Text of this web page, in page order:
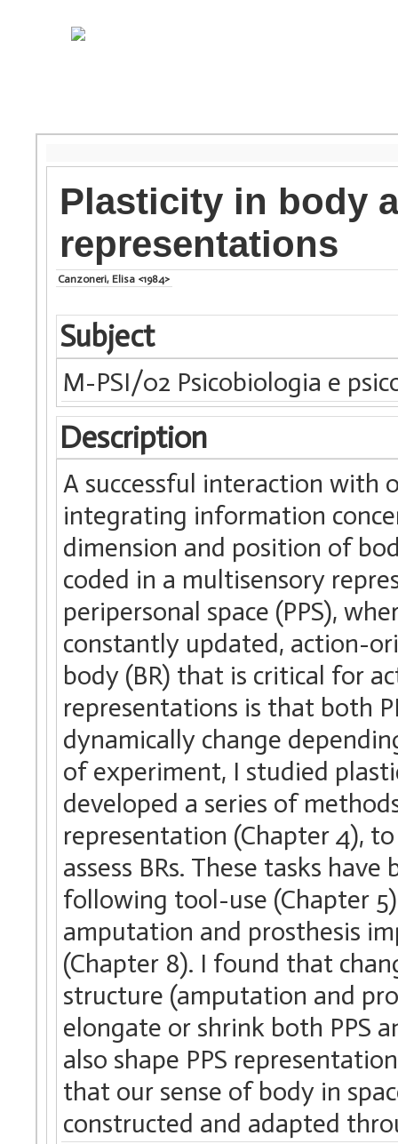
Plasticity in body
representations
Canzoneri, Elisa <1984>
Subject
M-PSI/02 Psicobiologia e
Description
A successful interaction with
integrating information
dimension and position of
coded in a multisensory
peripersonal space (PPS),
constantly updated, action-
body (BR) that is critical for
representations is that both
dynamically change
of experiment, I studied
developed a series of
representation (Chapter 4),
assess BRs. These tasks
following tool-use (Chapter
amputation and prosthesis
(Chapter 8). I found that
structure (amputation and
elongate or shrink both PPS
also shape PPS
that our sense of body in
constructed and adapted